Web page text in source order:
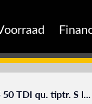
TDI qu. tiptr. S l...